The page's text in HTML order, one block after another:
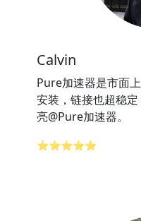
Calvin
Pure加速器是市面
安装，链接也超稳
亮@Pure加速器。
⭐⭐⭐⭐⭐